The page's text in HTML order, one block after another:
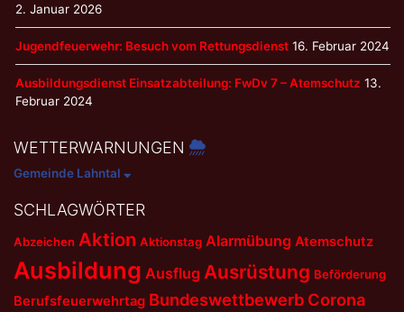
2. Januar 2026
Jugendfeuerwehr: Besuch vom Rettungsdienst 16. Februar 2024
Ausbildungsdienst Einsatzabteilung: FwDv 7 – Atemschutz 13.
Februar 2024
WETTERWARNUNGEN
Gemeinde Lahntal
SCHLAGWÖRTER
Abzeichen Aktion Aktionstag Alarmübung Atemschutz
Ausbildung Ausflug Ausrüstung Beförderung
Berufsfeuerwehrtag Bundeswettbewerb Corona